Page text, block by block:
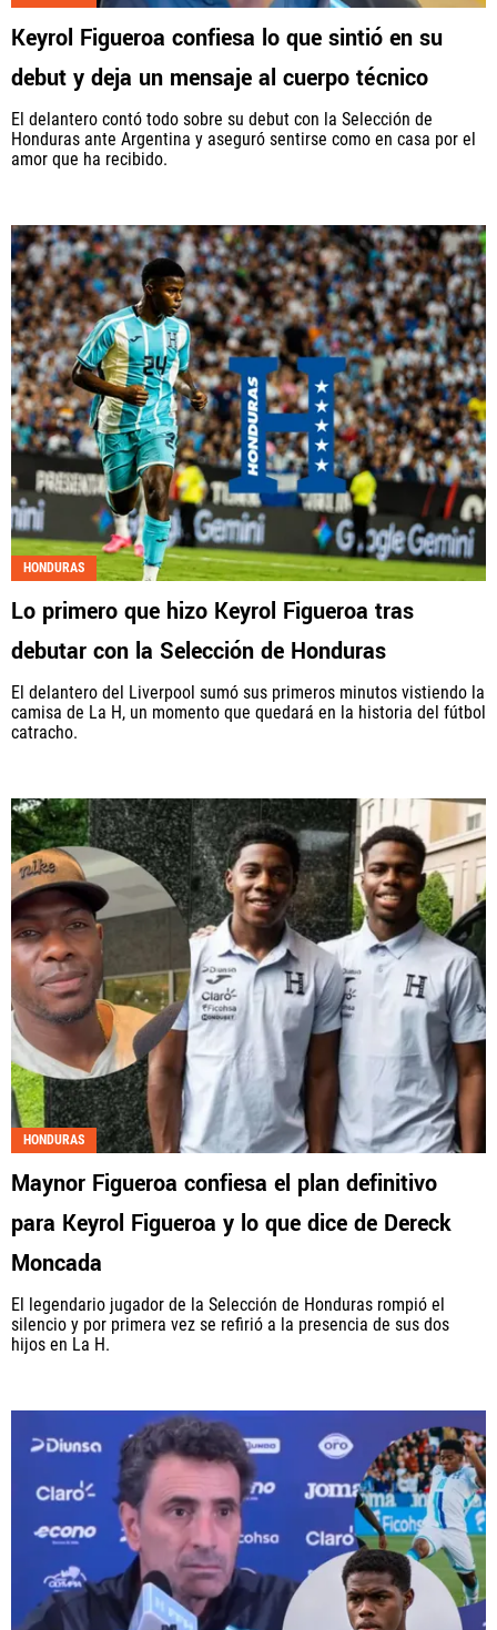
Keyrol Figueroa confiesa lo que sintió en su
debut y deja un mensaje al cuerpo técnico
El delantero contó todo sobre su debut con la Selección de
Honduras ante Argentina y aseguró sentirse como en casa por el
amor que ha recibido.
HONDURAS
Lo primero que hizo Keyrol Figueroa tras
debutar con la Selección de Honduras
El delantero del Liverpool sumó sus primeros minutos vistiendo la
camisa de La H, un momento que quedará en la historia del fútbol
catracho.
HONDURAS
Maynor Figueroa confiesa el plan definitivo
para Keyrol Figueroa y lo que dice de Dereck
Moncada
El legendario jugador de la Selección de Honduras rompió el
silencio y por primera vez se refirió a la presencia de sus dos
hijos en La H.